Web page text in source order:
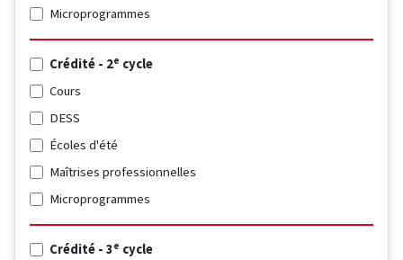
Microprogrammes
Crédité - 2e cycle
Cours
DESS
Écoles d'été
Maîtrises professionnelles
Microprogrammes
Crédité - 3e cycle